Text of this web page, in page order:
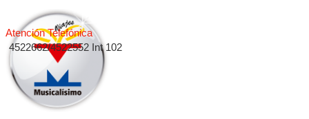
Atención Telefónica
4522662/4522552 Int 102